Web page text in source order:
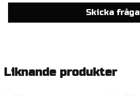
Skicka fråga
Liknande produkter